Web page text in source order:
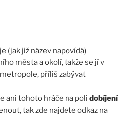
je (jak již název napovídá)
města a okolí, takže se jí v
příliš zabývat
ani tohoto hráče na poli dobíjení
tak zde najdete odkaz na